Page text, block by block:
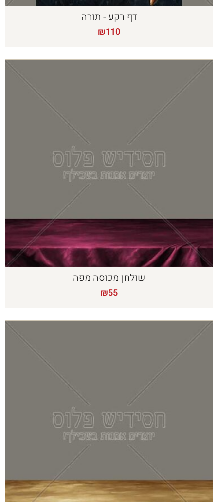
דף רקע - תורה
₪110
שולחן מכוסה מפה
₪55